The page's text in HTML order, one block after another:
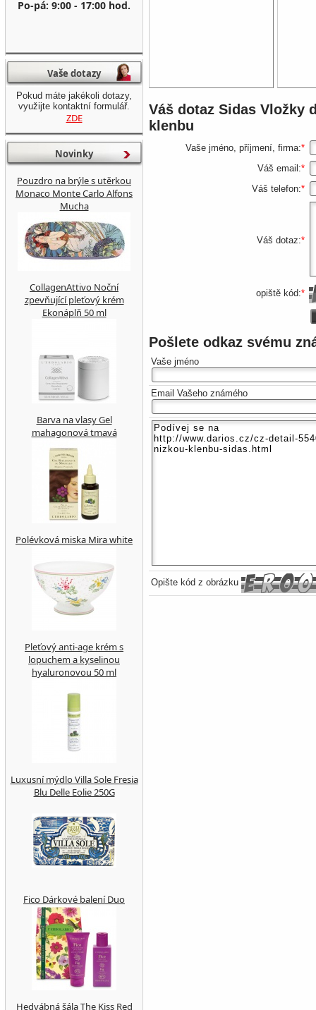
Váš dotaz Sidas Vložky
klenbu
Vaše jméno, příjmení, firma:*
Váš email:*
Váš telefon:*
Váš dotaz:*
opiště kód:*
Pošlete odkaz svému
Vaše jméno
Email Vašeho známého
Opište kód z obrázku
Po-pá: 9:00 - 17:00 hod.
Vaše dotazy
Pokud máte jakékoli dotazy,
využijte kontaktní formulář.
ZDE
Novinky
Pouzdro na brýle s utěrkou
Monaco Monte Carlo Alfons
Mucha
CollagenAttivo Noční
zpevňující pleťový krém
Ekonáplň 50 ml
Barva na vlasy Gel
mahagonová tmavá
Polévková miska Mira white
Pleťový anti-age krém s
lopuchem a kyselinou
hyaluronovou 50 ml
Luxusní mýdlo Villa Sole Fresia
Blu Delle Eolie 250G
Fico Dárkové balení Duo
Hedvábná šála The Kiss Red